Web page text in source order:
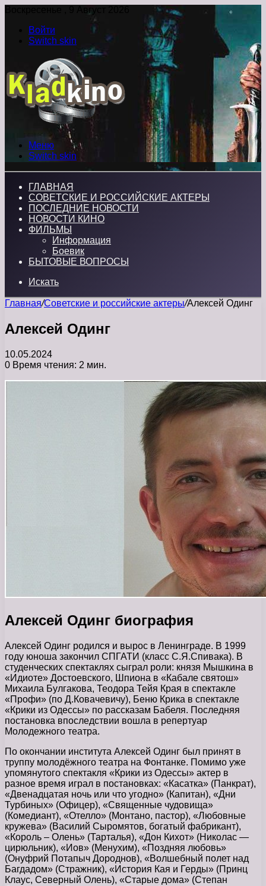
Воскресенье , 9 Август 2026
Войти
Switch skin
Меню
Switch skin
ГЛАВНАЯ
СОВЕТСКИЕ И РОССИЙСКИЕ АКТЕРЫ
ПОСЛЕДНИЕ НОВОСТИ
НОВОСТИ КИНО
ФИЛЬМЫ
Информация
Боевик
БЫТОВЫЕ ВОПРОСЫ
Искать
Главная/Советские и российские актеры/Алексей Одинг
Алексей Одинг
10.05.2024
0 Время чтения: 2 мин.
Алексей Одинг биография
Алексей Одинг родился и вырос в Ленинграде. В 1999
году юноша закончил СПГАТИ (класс С.Я.Спивака). В
студенческих спектаклях сыграл роли: князя Мышкина в
«Идиоте» Достоевского, Шпиона в «Кабале святош»
Михаила Булгакова, Теодора Тейя Края в спектакле
«Профи» (по Д.Ковачевичу), Беню Крика в спектакле
«Крики из Одессы» по рассказам Бабеля. Последняя
постановка впоследствии вошла в репертуар
Молодежного театра.
По окончании института Алексей Одинг был принят в
труппу молодёжного театра на Фонтанке. Помимо уже
упомянутого спектакля «Крики из Одессы» актер в
разное время играл в постановках: «Касатка» (Панкрат),
«Двенадцатая ночь или что угодно» (Капитан), «Дни
Турбиных» (Офицер), «Священные чудовища»
(Комедиант), «Отелло» (Монтано, пастор), «Любовные
кружева» (Василий Сыромятов, богатый фабрикант),
«Король – Олень» (Тарталья), «Дон Кихот» (Николас —
цирюльник), «Иов» (Менухим), «Поздняя любовь»
(Онуфрий Потапыч Дороднов), «Волшебный полет над
Багдадом» (Стражник), «История Кая и Герды» (Принц
Клаус, Северный Олень), «Старые дома» (Степан